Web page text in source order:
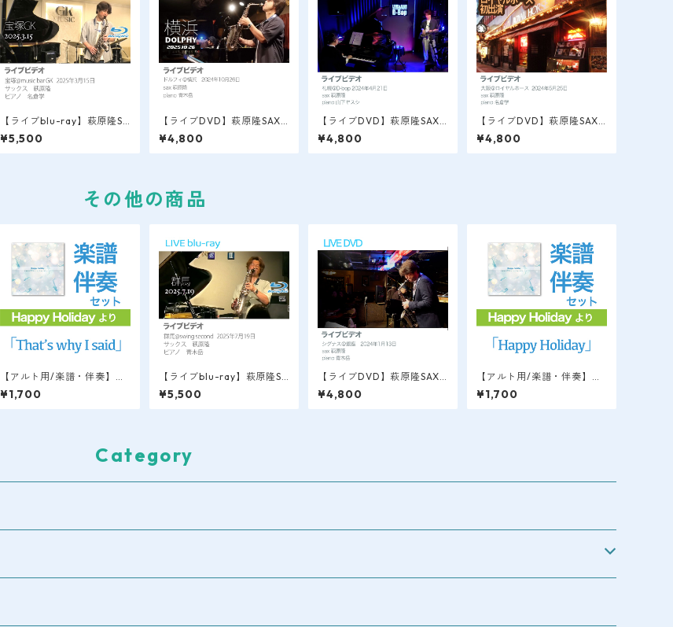
【ライブblu-ray】萩原隆SA
X LIVE VIDEO / 宝塚＠mus
ic bar GK 2025.3.15
¥5,500
【ライブDVD】萩原隆SAX L
IVE VIDEO / 横浜＠Dolphy
2024.10.26.
¥4,800
【ライブDVD】萩原隆SAX L
IVE VIDEO / 札幌＠D-bop
2024.4
¥4,800
【ライブDVD】萩原隆SAX L
IVE VIDEO / 大阪＠ロイヤ
ルホース 2024.5
¥4,800
その他の商品
【アルト用/楽譜・伴奏】
「That's why I said」Happ
y Holidayより / 萩原隆
¥1,700
【ライブblu-ray】萩原隆SA
X LIVE VIDEO / 群馬＠swin
g second 2025.7.19
¥5,500
【ライブDVD】萩原隆SAX L
IVE VIDEO / 銀座＠シグナ
ス 2024.1
¥4,800
【アルト用/楽譜・伴奏】
「Happy Holiday」Happy
Holidayより / 萩原隆
¥1,700
Category